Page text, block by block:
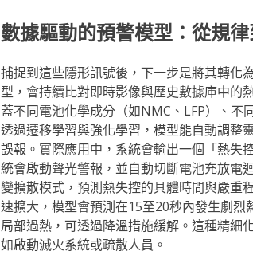
數據驅動的預警模型：從規
捕捉到這些隱形訊號後，下一步是將其轉化
型，會持續比對即時影像與歷史數據庫中的
蓋不同電池化學成分（如NMC、LFP）、不
透過遷移學習與強化學習，模型能自動調整
誤報。實際應用中，系統會輸出一個「熱失
統會啟動聲光警報，並自動切斷電池充放電
變擴散模式，預測熱失控的具體時間與嚴重
速擴大，模型會預測在15至20秒內發生劇
局部過熱，可透過降溫措施緩解。這種精細
如啟動滅火系統或疏散人員。